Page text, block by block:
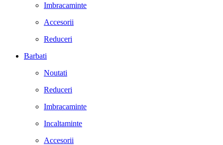
Imbracaminte
Accesorii
Reduceri
Barbati
Noutati
Reduceri
Imbracaminte
Incaltaminte
Accesorii